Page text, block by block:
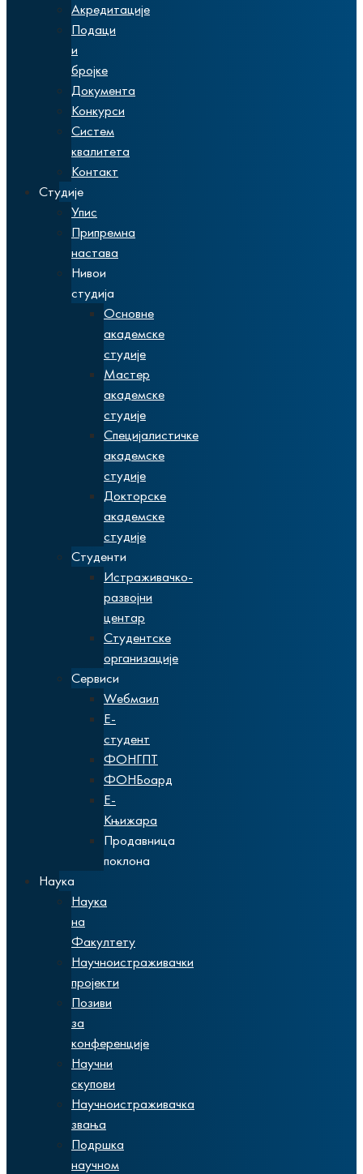
Акредитације
Подаци
и
бројке
Документа
Конкурси
Систем
квалитета
Контакт
Студије
Упис
Припремна
настава
Нивои
студија
Основне
академске
студије
Мастер
академске
студије
Специјалистичке
академске
студије
Докторске
академске
студије
Студенти
Истраживачко-
развојни
центар
Студентске
организације
Сервиси
Wебмаил
Е-
студент
ФОНГПТ
ФОНБоард
Е-
Књижара
Продавница
поклона
Наука
Наука
на
Факултету
Научноистраживачки
пројекти
Позиви
за
конференције
Научни
скупови
Научноистраживачка
звања
Подршка
научном